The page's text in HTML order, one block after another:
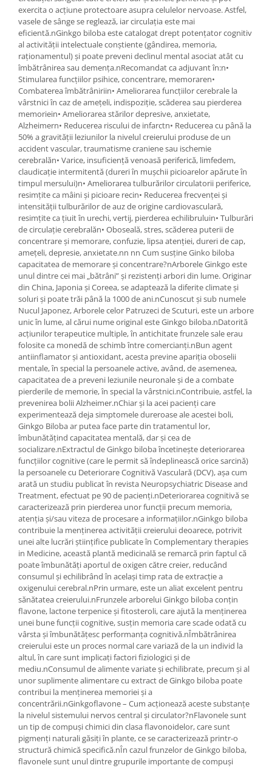
exercita o acțiune protectoare asupra celulelor nervoase. Astfel,
vasele de sânge se reglează, iar circulația este mai
eficientă.nGinkgo biloba este catalogat drept potențator cognitiv
al activității intelectuale conștiente (gândirea, memoria,
raționamentul) și poate preveni declinul mental asociat atât cu
îmbătrânirea sau demența.nRecomandat ca adjuvant în:n•
Stimularea funcțiilor psihice, concentrare, memoraren•
Combaterea îmbătrâniriin• Ameliorarea funcțiilor cerebrale la
vârstnici în caz de amețeli, indispoziție, scăderea sau pierderea
memoriein• Ameliorarea stărilor depresive, anxietate,
Alzheimern• Reducerea riscului de infarctn• Reducerea cu până la
50% a gravității leziunilor la nivelul creierului produse de un
accident vascular, traumatisme craniene sau ischemie
cerebralăn• Varice, insuficiență venoasă periferică, limfedem,
claudicație intermitentă (dureri în mușchii picioarelor apărute în
timpul mersului)n• Ameliorarea tulburărilor circulatorii periferice,
resimțite ca mâini și picioare recin• Reducerea frecvenței și
intensității tulburărilor de auz de origine cardiovasculară,
resimțite ca țiuit în urechi, vertij, pierderea echilibruluin• Tulburări
de circulație cerebralăn• Oboseală, stres, scăderea puterii de
concentrare și memorare, confuzie, lipsa atenției, dureri de cap,
amețeli, depresie, anxietate.nn nn Cum susține Ginko biloba
capacitatea de memorare și concentrare?nArborele Ginkgo este
unul dintre cei mai „bătrâni” și rezistenți arbori din lume. Originar
din China, Japonia și Coreea, se adaptează la diferite climate și
soluri și poate trăi până la 1000 de ani.nCunoscut și sub numele
Nucul Japonez, Arborele celor Patruzeci de Scuturi, este un arbore
unic în lume, al cărui nume original este Ginkgo biloba.nDatorită
acțiunilor terapeutice multiple, în ​​antichitate frunzele sale erau
folosite ca monedă de schimb între comercianți.nBun agent
antiinflamator și antioxidant, acesta previne apariția oboselii
mentale, în special la persoanele active, având, de asemenea,
capacitatea de a preveni leziunile neuronale și de a combate
pierderile de memorie, în special la vârstnici.nContribuie, astfel, la
prevenirea bolii Alzheimer.nChiar și la acei pacienți care
experimentează deja simptomele dureroase ale acestei boli,
Ginkgo Biloba ar putea face parte din tratamentul lor,
îmbunătățind capacitatea mentală, dar și cea de
socializare.nExtractul de Ginkgo biloba încetinește deteriorarea
funcțiilor cognitive (care le permit să îndeplinească orice sarcină)
la persoanele cu Deteriorare Cognitivă Vasculară (DCV), așa cum
arată un studiu publicat în revista Neuropsychiatric Disease and
Treatment, efectuat pe 90 de pacienți.nDeteriorarea cognitivă se
caracterizează prin pierderea unor funcții precum memoria,
atenția și/sau viteza de procesare a informațiilor.nGinkgo biloba
contribuie la menținerea activității creierului deoarece, potrivit
unei alte lucrări științifice publicate în Complementary therapies
in Medicine, această plantă medicinală se remarcă prin faptul că
poate îmbunătăți aportul de oxigen către creier, reducând
consumul și echilibrând în același timp rata de extracție a
oxigenului cerebral.nPrin urmare, este un aliat excelent pentru
sănătatea creierului.nFrunzele arborelui Ginkgo biloba conțin
flavone, lactone terpenice și fitosteroli, care ajută la menținerea
unei bune funcții cognitive, susțin memoria care scade odată cu
vârsta și îmbunătățesc performanța cognitivă.nÎmbătrânirea
creierului este un proces normal care variază de la un individ la
altul, în care sunt implicați factori fiziologici și de
mediu.nConsumul de alimente variate și echilibrate, precum și al
unor suplimente alimentare cu extract de Ginkgo biloba poate
contribui la menținerea memoriei și a
concentrării.nGinkgoflavone – Cum acționează aceste substanțe
la nivelul sistemului nervos central și circulator?nFlavonele sunt
un tip de compuși chimici din clasa flavonoidelor, care sunt
pigmenți naturali găsiți în plante, ce se caracterizează printr-o
structură chimică specifică.nÎn cazul frunzelor de Ginkgo biloba,
flavonele sunt unul dintre grupurile importante de compuși